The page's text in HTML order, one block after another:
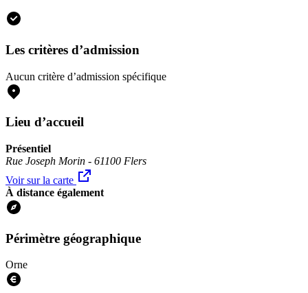
Les critères d’admission
Aucun critère d’admission spécifique
Lieu d’accueil
Présentiel
Rue Joseph Morin - 61100 Flers
Voir sur la carte
À distance également
Périmètre géographique
Orne